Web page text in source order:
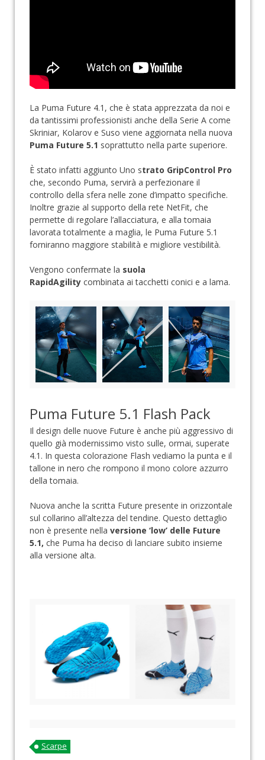
La Puma Future 4.1, che è stata apprezzata da noi e
da tantissimi professionisti anche della Serie A come
Skriniar, Kolarov e Suso viene aggiornata nella nuova
Puma Future 5.1 soprattutto nella parte superiore.
È stato infatti aggiunto Uno strato GripControl Pro
che, secondo Puma, servirà a perfezionare il
controllo della sfera nelle zone d’impatto specifiche.
Inoltre grazie al supporto della rete NetFit, che
permette di regolare l’allacciatura, e alla tomaia
lavorata totalmente a maglia, le Puma Future 5.1
forniranno maggiore stabilità e migliore vestibilità.
Vengono confermate la suola
RapidAgility combinata ai tacchetti conici e a lama.
Puma Future 5.1 Flash Pack
Il design delle nuove Future è anche più aggressivo di
quello già modernissimo visto sulle, ormai, superate
4.1. In questa colorazione Flash vediamo la punta e il
tallone in nero che rompono il mono colore azzurro
della tomaia.
Nuova anche la scritta Future presente in orizzontale
sul collarino all’altezza del tendine. Questo dettaglio
non è presente nella versione ‘low’ delle Future
5.1, che Puma ha deciso di lanciare subito insieme
alla versione alta.
Scarpe